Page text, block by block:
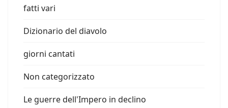
fatti vari
Dizionario del diavolo
giorni cantati
Non categorizzato
Le guerre dell'Impero in declino